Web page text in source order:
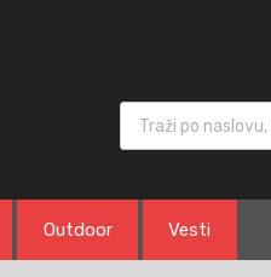
Products search
Outdoor Vesti